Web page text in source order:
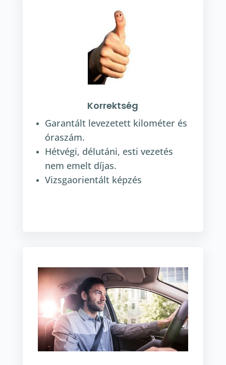
Korrektség
Garantált levezetett kilométer és
óraszám.
Hétvégi, délutáni, esti vezetés
nem emelt díjas.
Vizsgaorientált képzés